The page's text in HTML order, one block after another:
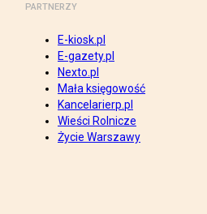
PARTNERZY
E-kiosk.pl
E-gazety.pl
Nexto.pl
Mała księgowość
Kancelarierp.pl
Wieści Rolnicze
Życie Warszawy